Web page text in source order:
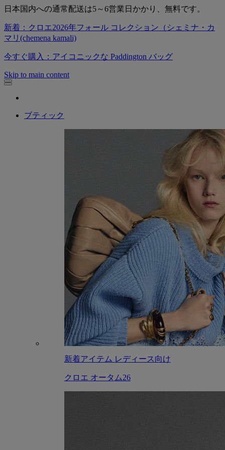
日本国内への通常配送は5～6営業日かかり、無料です。
新着：クロエ2026年フォール コレクション（シェミナ・カ
マリ(chemena kamali)
今すぐ購入：アイコニックな Paddington バッグ
Skip to main content
ブティック
新着アイテム レディース向け
クロエ オータム26